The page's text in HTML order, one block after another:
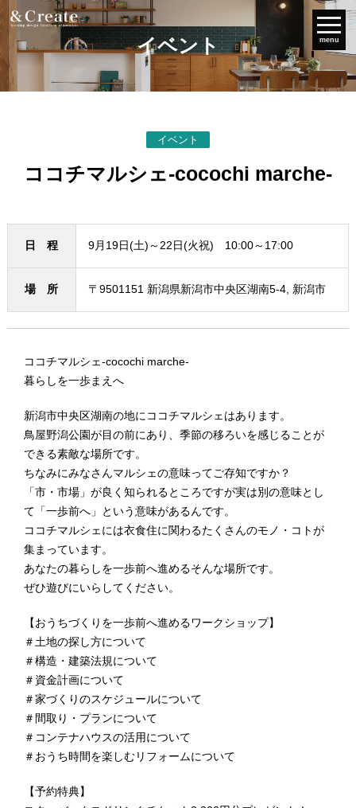
menu
イベント
イベント
ココチマルシェ-cocochi marche-
日 程 9月19日(土)～22日(火祝) 10:00～17:00
場 所 〒9501151 新潟県新潟市中央区湖南5-4, 新潟市
ココチマルシェ-cocochi marche-
暮らしを一歩まえへ
新潟市中央区湖南の地にココチマルシェはあります。
鳥屋野潟公園が目の前にあり、季節の移ろいを感じることが
できる素敵な場所です。
ちなみにみなさんマルシェの意味ってご存知ですか？
「市・市場」が良く知られるところですが実は別の意味とし
て「一歩前へ」という意味があるんです。
ココチマルシェには衣食住に関わるたくさんのモノ・コトが
集まっています。
あなたの暮らしを一歩前へ進めるそんな場所です。
ぜひ遊びにいらしてください。
【おうちづくりを一歩前へ進めるワークショップ】
＃土地の探し方について
＃構造・建築法規について
＃資金計画について
＃家づくりのスケジュールについて
＃間取り・プランについて
＃コンテナハウスの活用について
＃おうち時間を楽しむリフォームについて
【予約特典】